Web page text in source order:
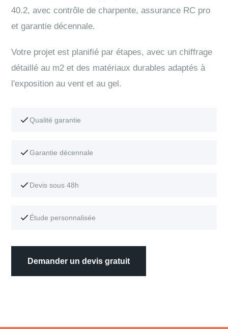
40.2, avec contrôle de charpente, assurance RC pro
et garantie décennale.
Votre projet est planifié par étapes, avec un chiffrage
détaillé au m2 et des matériaux durables adaptés à
l'exposition au vent et au gel.
Qualité garantie
Garantie décennale
Devis sous 48h
Étude personnalisée
Demander un devis gratuit